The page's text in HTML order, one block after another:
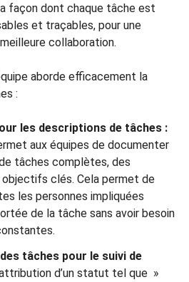
façon dont chaque tâche est
et traçables, pour une
collaboration.
aborde efficacement la
:
les descriptions de tâches :
aux équipes de documenter
tâches complètes, des
clés. Cela permet de
les personnes impliquées
de la tâche sans avoir besoin
tâches pour le suivi de
d’un statut tel que »